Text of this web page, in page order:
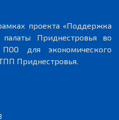
проекта «Поддержка
Приднестровья во
для экономического
Приднестровья.